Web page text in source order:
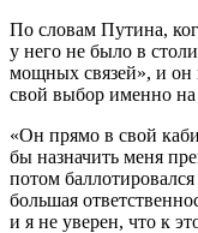
По словам Путина,
у него не было в
мощных связей», и он
свой выбор именно
«Он прямо в свой
бы назначить меня
потом
большая
и я не уверен, что к